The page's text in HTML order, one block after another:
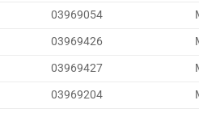
03969054
03969426
03969427
03969204